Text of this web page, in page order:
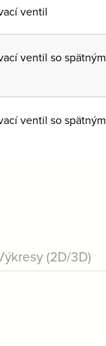
ventil
ventil so spätným
ventil so spätným
(2D/3D)